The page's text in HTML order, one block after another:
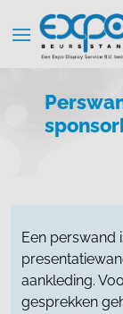
Een perswand
aankleding.
gesprekken